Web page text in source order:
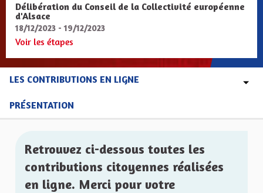
Délibération du Conseil de la Collectivité européenne
d'Alsace
18/12/2023 - 19/12/2023
Voir les étapes
LES CONTRIBUTIONS EN LIGNE
PRÉSENTATION
Retrouvez ci-dessous toutes les
contributions citoyennes réalisées
en ligne. Merci pour votre